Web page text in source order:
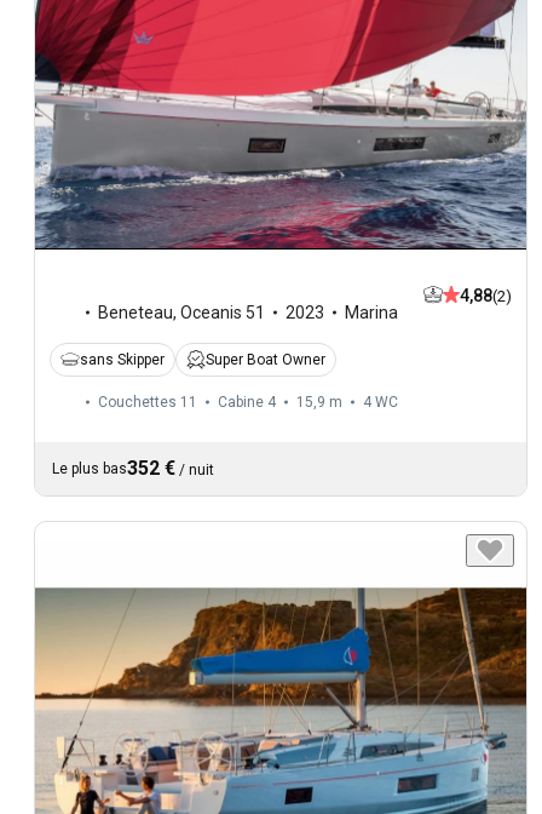
Beneteau, Oceanis 51 2023 Marina
4,88(2)
sans Skipper Super Boat Owner
Couchettes 11 Cabine 4 15,9 m 4 WC
Le plus bas352 € / nuit